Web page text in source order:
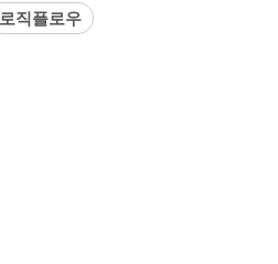
로직플로우